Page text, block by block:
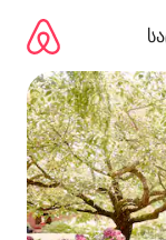
გადასვლა